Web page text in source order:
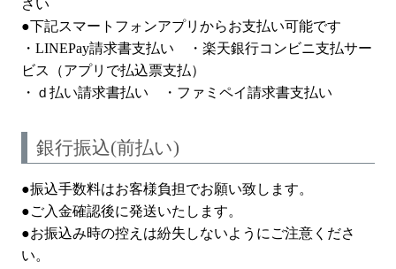
さい
●下記スマートフォンアプリからお支払い可能です
・LINEPay請求書支払い ・楽天銀行コンビニ支払サー
ビス（アプリで払込票支払）
・ｄ払い請求書払い ・ファミペイ請求書支払い
銀行振込(前払い)
●振込手数料はお客様負担でお願い致します。
●ご入金確認後に発送いたします。
●お振込み時の控えは紛失しないようにご注意くださ
い。